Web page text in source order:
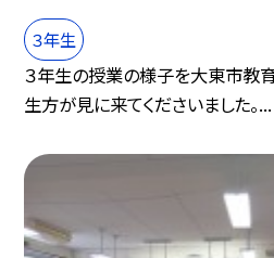
３年生
３年生の授業の様子を大東市教
生方が見に来てくださいました。...